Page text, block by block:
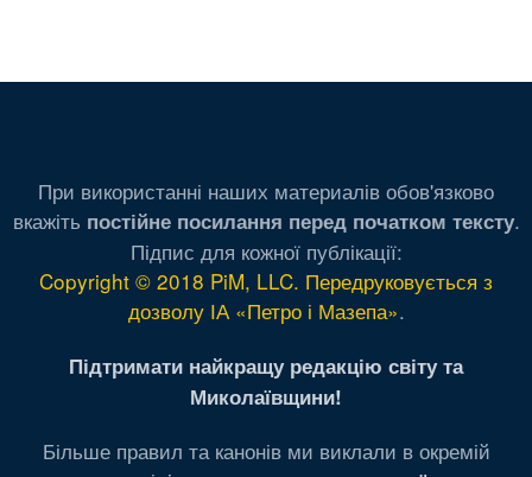
При використанні наших материалів обов'язково
вкажіть постійне посилання перед початком тексту.
Підпис для кожної публікації:
Copyright © 2018 PiM, LLC. Передруковується з
дозволу ІА «Петро і Мазепа».
Підтримати найкращу редакцію світу та
Миколаївщини!
Більше правил та канонів ми виклали в окремій